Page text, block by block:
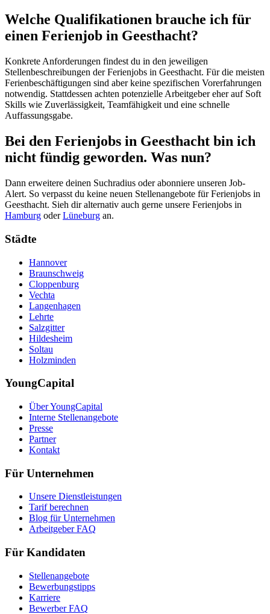
Welche Qualifikationen brauche ich für
einen Ferienjob in Geesthacht?
Konkrete Anforderungen findest du in den jeweiligen
Stellenbeschreibungen der Ferienjobs in Geesthacht. Für die meisten
Ferienbeschäftigungen sind aber keine spezifischen Vorerfahrungen
notwendig. Stattdessen achten potenzielle Arbeitgeber eher auf Soft
Skills wie Zuverlässigkeit, Teamfähigkeit und eine schnelle
Auffassungsgabe.
Bei den Ferienjobs in Geesthacht bin ich
nicht fündig geworden. Was nun?
Dann erweitere deinen Suchradius oder abonniere unseren Job-
Alert. So verpasst du keine neuen Stellenangebote für Ferienjobs in
Geesthacht. Sieh dir alternativ auch gerne unsere Ferienjobs in
Hamburg oderLüneburg an.
Städte
Hannover
Braunschweig
Cloppenburg
Vechta
Langenhagen
Lehrte
Salzgitter
Hildesheim
Soltau
Holzminden
YoungCapital
Über YoungCapital
Interne Stellenangebote
Presse
Partner
Kontakt
Für Unternehmen
Unsere Dienstleistungen
Tarif berechnen
Blog für Unternehmen
Arbeitgeber FAQ
Für Kandidaten
Stellenangebote
Bewerbungstipps
Karriere
Bewerber FAQ